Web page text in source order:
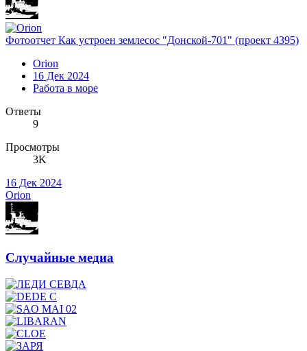
Фотоотчет Как устроен землесос "Донской-701" (проект 4395)
Orion
16 Дек 2024
Работа в море
Ответы
9
Просмотры
3K
16 Дек 2024
Orion
Случайные медиа